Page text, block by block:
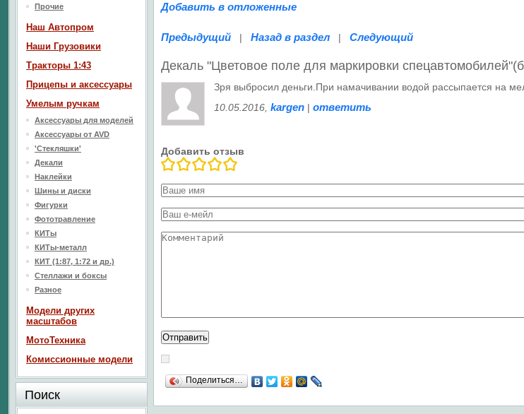
Добавить в отложенные
Предыдущий | Назад в раздел | Следующий
Декаль "Цветовое поле для маркировки
Зря выбросил деньги.При намачивании водой рассыпается на
10.05.2016 kargen | ответить
Добавить отзыв
Поделиться…
Прочие
Наш Aвтопром
Наши Грузовики
Тракторы 1:43
Прицепы и аксессуары
Умелым ручкам
Аксессуары для моделей
Аксессуары от AVD
'Стекляшки'
Декали
Наклейки
Шины и диски
Фигурки
Фототравление
КИТы
КИТы-металл
КИТ (1:87, 1:72 и др.)
Стеллажи и боксы
Разное
Модели других
масштабов
МотоТехника
Комиссионные модели
Поиск